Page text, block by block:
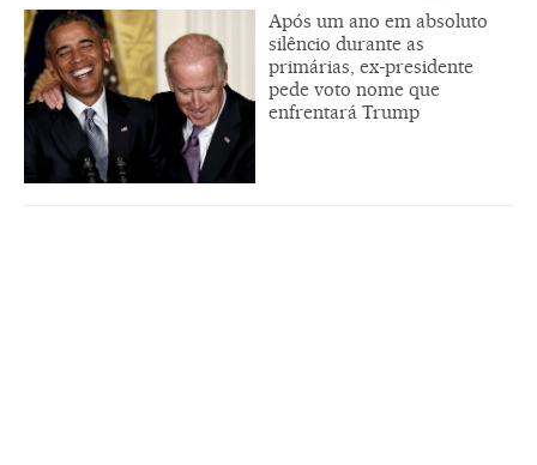
Após um ano em absoluto
silêncio durante as
primárias, ex-presidente
pede voto nome que
enfrentará Trump